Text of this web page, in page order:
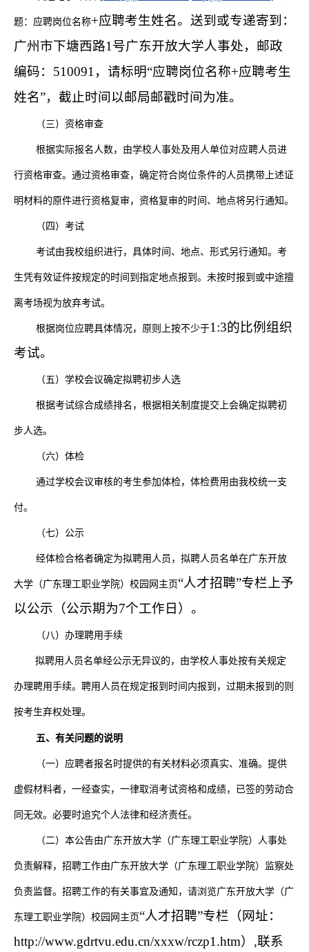
题：应聘岗位名称+应聘考生姓名。送到或专递寄到：
广州市下塘西路1号广东开放大学人事处，邮政
编码：510091，请标明“应聘岗位名称+应聘考生
姓名”，截止时间以邮局邮戳时间为准。
（三）资格审查
根据实际报名人数，由学校人事处及用人单位对应聘人员进
行资格审查。通过资格审查，确定符合岗位条件的人员携带上述证
明材料的原件进行资格复审，资格复审的时间、地点将另行通知。
（四）考试
考试由我校组织进行，具体时间、地点、 形式另行通知。考
生凭有效证件按规定的时间到指定地点报到。未按时报到或中途擅
离考场视为放弃考试。
根据岗位应聘具体情况，原则上按不少于1:3的比例组织
考试。
（五） 学校会议确定拟聘初步人选
根据考试综合成绩排名， 根据相关制度提交上会确定拟聘初
步人选。
（六）体检
通过学校会议审核的考生参加体检，体检费用由我校统一支
付。
（七）公示
经体检合格者确定为拟聘用人员，拟聘人员名单在广东开放
大学（广东理工职业学院）校园网主页“人才招聘”专栏上予
以公示（公示期为7个工作日）。
（八）办理聘用手续
拟聘用人员名单经公示无异议的，由学校人事处按有关规定
办理聘用手续。聘用人员在规定报到时间内报到，过期未报到的则
按考生弃权处理。
五、有关问题的说明
（一）应聘者报名时提供的有关材料必须真实、准确。提供
虚假材料者，一经查实，一律取消考试资格和成绩，已签的劳动合
同无效。必要时追究个人法律和经济责任。
（二）本公告由广东开放大学（广东理工职业学院）人事处
负责解释，招聘工作由广东开放大学（广东理工职业学院）监察处
负责监督。招聘工作的有关事宜及通知，请浏览广东开放大学（广
东理工职业学院）校园网主页“人才招聘”专栏（网址：
http://www.gdrtvu.edu.cn/xxxw/rczp1.htm）,联系